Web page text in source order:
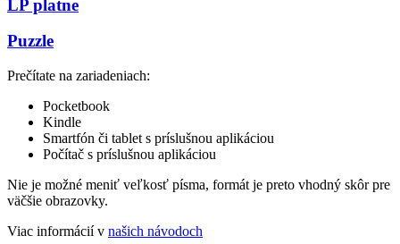
LP platne
Puzzle
Prečítate na zariadeniach:
Pocketbook
Kindle
Smartfón či tablet s príslušnou aplikáciou
Počítač s príslušnou aplikáciou
Nie je možné meniť veľkosť písma, formát je preto vhodný skôr pre
väčšie obrazovky.
Viac informácií v našich návodoch